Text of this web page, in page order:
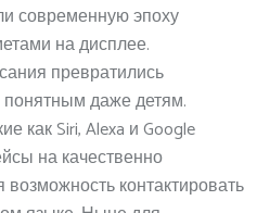
современную эпоху
на дисплее.
превратились
даже детям.
как Siri, Alexa и Google
на качественно
контактировать